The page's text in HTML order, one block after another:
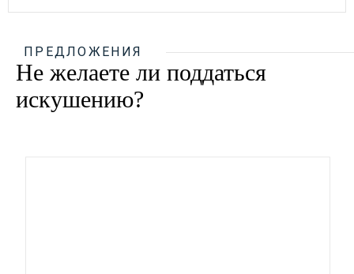
ПРЕДЛОЖЕНИЯ
Не желаете ли поддаться
искушению?